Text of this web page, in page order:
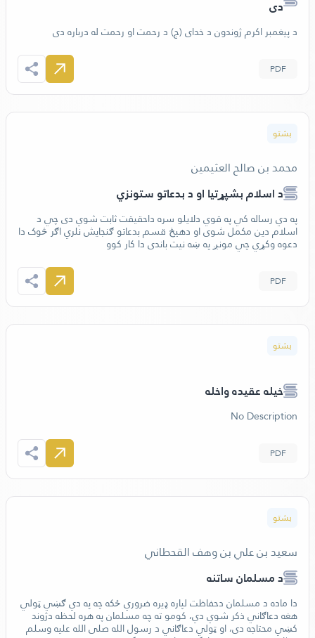
دی
د پیغمبر اکرم ژوندون د خدای (ج) د رحمت او رحمت له درباره دی
PDF
بشتو
محمد بن صالح العثيمين
د اسلام بشپړتيا او د بدعاتو ستونزي
په دي رساله کي په قوي دلايلو سره داحقيقت ثابت شوي دی چي د
اسلام دين مکمل شوی او دهيڅ قسم بدعاتو ګنجايش نلري اګر څوک دا
دعوه وکړي چي مونږ په ښه نیت باندی دا کار کوو
PDF
بشتو
خيله عقيده واخله
No Description
PDF
بشتو
سعيد بن علي بن وهف القحطاني
د مسلمان ساتنه
دا ماده د مسلمان دحفاظت لپاره ډيره ضروري ځکه چه په دي ګښي ټولي
هغه دعاګاني ذکر شوي دي، کومو ته چه مسلمان په هره لحظه دژوند
کښي محتاجه دی، او ټولي دعاګاني د رسول الله صلی الله عليه وسلم